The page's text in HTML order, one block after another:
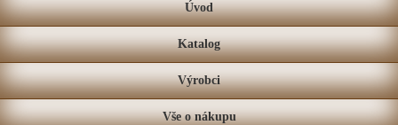
Úvod
Katalog
Výrobci
Vše o nákupu